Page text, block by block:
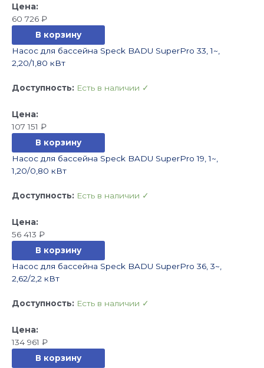
60 726 ₽
В корзину
Насос для бассейна Speck BADU SuperPro 33, 1~,
2,20/1,80 кВт
Доступность: Есть в наличии ✓
107 151 ₽
В корзину
Насос для бассейна Speck BADU SuperPro 19, 1~,
1,20/0,80 кВт
Доступность: Есть в наличии ✓
56 413 ₽
В корзину
Насос для бассейна Speck BADU SuperPro 36, 3~,
2,62/2,2 кВт
Доступность: Есть в наличии ✓
134 961 ₽
В корзину